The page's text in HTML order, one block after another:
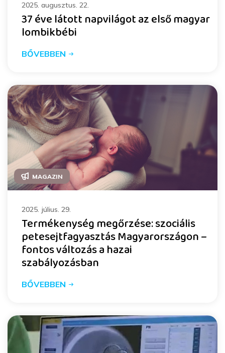
2025. augusztus. 22.
37 éve látott napvilágot az első magyar
lombikbébi
BŐVEBBEN
MAGAZIN
2025. július. 29.
Termékenység megőrzése: szociális
petesejtfagyasztás Magyarországon –
fontos változás a hazai
szabályozásban
BŐVEBBEN